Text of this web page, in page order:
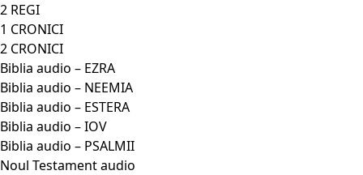
2 REGI
1 CRONICI
2 CRONICI
Biblia audio – EZRA
Biblia audio – NEEMIA
Biblia audio – ESTERA
Biblia audio – IOV
Biblia audio – PSALMII
Noul Testament audio